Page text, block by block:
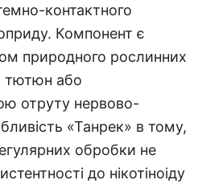
контактного
Компонент є
природного рослинних
тютюн або
отруту нервово-
«Танрек» в тому,
обробки не
до нікотіноіду